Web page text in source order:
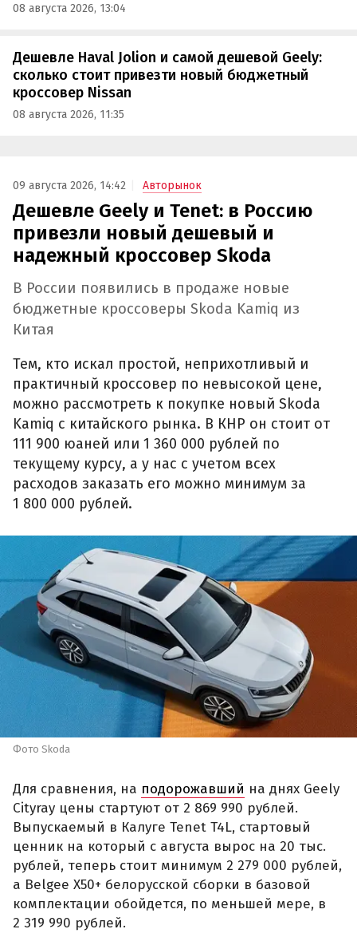
08 августа 2026, 13:04
Дешевле Haval Jolion и самой дешевой Geely:
сколько стоит привезти новый бюджетный
кроссовер Nissan
08 августа 2026, 11:35
09 августа 2026, 14:42 Авторынок
Дешевле Geely и Tenet: в Россию
привезли новый дешевый и
надежный кроссовер Skoda
В России появились в продаже новые
бюджетные кроссоверы Skoda Kamiq из
Китая
Тем, кто искал простой, неприхотливый и
практичный кроссовер по невысокой цене,
можно рассмотреть к покупке новый Skoda
Kamiq с китайского рынка. В КНР он стоит от
111 900 юаней или 1 360 000 рублей по
текущему курсу, а у нас с учетом всех
расходов заказать его можно минимум за
1 800 000 рублей.
Фото Skoda
Для сравнения, на подорожавший на днях Geely
Cityray цены стартуют от 2 869 990 рублей.
Выпускаемый в Калуге Tenet T4L, стартовый
ценник на который с августа вырос на 20 тыс.
рублей, теперь стоит минимум 2 279 000 рублей,
а Belgee X50+ белорусской сборки в базовой
комплектации обойдется, по меньшей мере, в
2 319 990 рублей.